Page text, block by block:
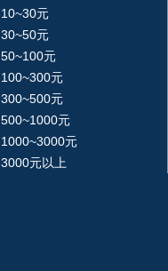
10~30元
30~50元
50~100元
100~300元
300~500元
500~1000元
1000~3000元
3000元以上